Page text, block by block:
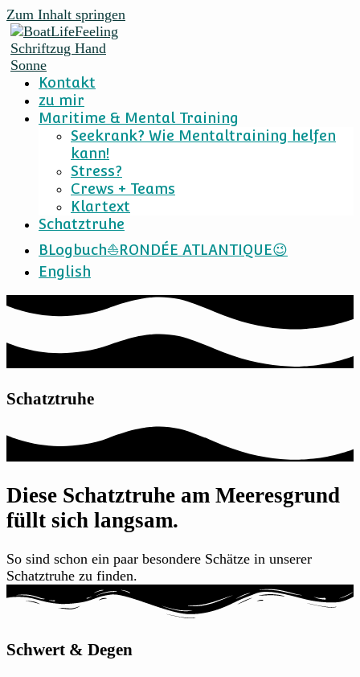
Zum Inhalt springen
Kontakt
zu mir
Maritime & Mental Training
Seekrank? Wie Mentaltraining helfen
kann!
Stress?
Crews + Teams
Klartext
Schatztruhe
BLogbuch⛵RONDÉE ATLANTIQUE😉
English
Schatztruhe
Diese Schatztruhe am Meeresgrund
füllt sich langsam.
So sind schon ein paar besondere Schätze in unserer
Schatztruhe zu finden.
Schwert & Degen